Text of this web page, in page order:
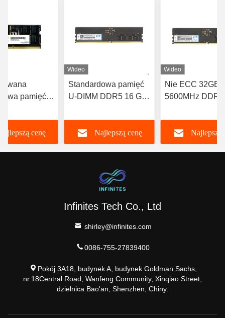
pamięć
16GB CL19
cenę
Wideo
Standardowa pamięć
U-DIMM DDR5 16 GB
Nie ECC
Najlepszą cenę
Wideo
Nie ECC 32GB
5600MHz DDR5
DIMM Do
Dektop Najlepszą
Infinites Tech Co., Ltd
shirley@infinites.com
0086-755-27839400
Pokój 3A18, budynek A, budynek Goldman Sachs,
nr.18Central Road, Wanfeng Community, Xinqiao Street,
dzielnica Bao'an, Shenzhen, Chiny.